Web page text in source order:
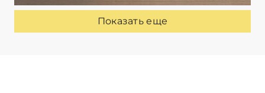
Показать еще